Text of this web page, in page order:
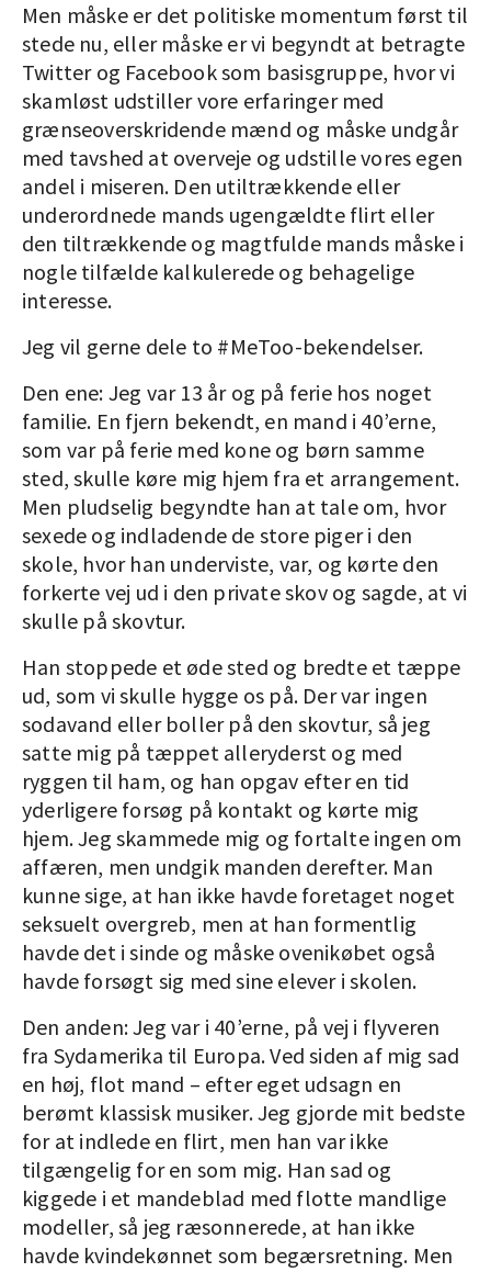
Men måske er det politiske momentum først til
stede nu, eller måske er vi begyndt at betragte
Twitter og Facebook som basisgruppe, hvor vi
skamløst udstiller vore erfaringer med
grænseoverskridende mænd og måske undgår
med tavshed at overveje og udstille vores egen
andel i miseren. Den utiltrækkende eller
underordnede mands ugengældte flirt eller
den tiltrækkende og magtfulde mands måske i
nogle tilfælde kalkulerede og behagelige
interesse.
Jeg vil gerne dele to #MeToo-bekendelser.
Den ene: Jeg var 13 år og på ferie hos noget
familie. En fjern bekendt, en mand i 40’erne,
som var på ferie med kone og børn samme
sted, skulle køre mig hjem fra et arrangement.
Men pludselig begyndte han at tale om, hvor
sexede og indladende de store piger i den
skole, hvor han underviste, var, og kørte den
forkerte vej ud i den private skov og sagde, at vi
skulle på skovtur.
Han stoppede et øde sted og bredte et tæppe
ud, som vi skulle hygge os på. Der var ingen
sodavand eller boller på den skovtur, så jeg
satte mig på tæppet alleryderst og med
ryggen til ham, og han opgav efter en tid
yderligere forsøg på kontakt og kørte mig
hjem. Jeg skammede mig og fortalte ingen om
affæren, men undgik manden derefter. Man
kunne sige, at han ikke havde foretaget noget
seksuelt overgreb, men at han formentlig
havde det i sinde og måske ovenikøbet også
havde forsøgt sig med sine elever i skolen.
Den anden: Jeg var i 40’erne, på vej i flyveren
fra Sydamerika til Europa. Ved siden af mig sad
en høj, flot mand – efter eget udsagn en
berømt klassisk musiker. Jeg gjorde mit bedste
for at indlede en flirt, men han var ikke
tilgængelig for en som mig. Han sad og
kiggede i et mandeblad med flotte mandlige
modeller, så jeg ræsonnerede, at han ikke
havde kvindekønnet som begærsretning. Men